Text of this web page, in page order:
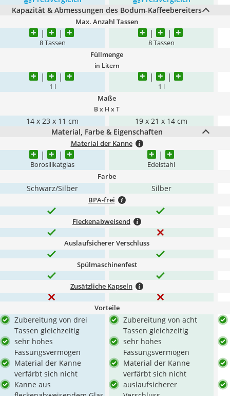
Kapazität & Abmessungen des Bodum-Kaffeebereiters
Max. Anzahl Tassen
8 Tassen 8 Tassen
Füllmenge
in Litern
1 l 1 l
Maße
B x H x T
14 x 23 x 11 cm
19 x 21 x 14 cm
Material, Farbe & Eigenschaften
Material der Kanne
Borosilikatglas Edelstahl
Farbe
Schwarz/Silber Silber
BPA-frei
Fleckenabweisend
Auslaufsicherer Verschluss
Spülmaschinenfest
Zusätzliche Kapseln
Vorteile
Zubereitung von drei
Tassen gleichzeitig
sehr hohes
Fassungsvermögen
Material der Kanne
verfärbt sich nicht
Kanne aus
Zubereitung von acht
Tassen gleichzeitig
sehr hohes
Fassungsvermögen
Material der Kanne
verfärbt sich nicht
auslaufsicherer